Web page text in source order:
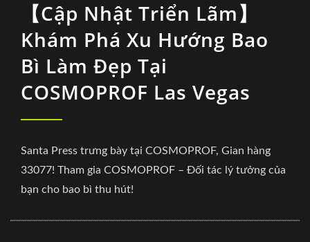
Co., Ltd.
【Cập Nhật Triển Lãm】
Khám Phá Xu Hướng Bao
Bì Làm Đẹp Tại
COSMOPROF Las Vegas
Santa Press trưng bày tại COSMOPROF, Gian hàng
33077! Tham gia COSMOPROF – Đối tác lý tưởng của
bạn cho bao bì thu hút!